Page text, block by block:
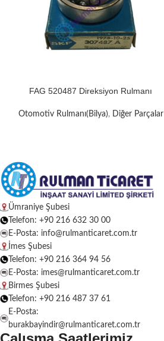
FAG 520487 Direksiyon Rulmanı
Otomotiv Rulmanı(Bilya), Diğer Parçalar
Ümraniye Şubesi
Telefon: +90 216 632 30 00
E-Posta: info@rulmanticaret.com.tr
İmes Şubesi
Telefon: +90 216 364 94 56
E-Posta: imes@rulmanticaret.com.tr
Birmes Şubesi
Telefon: +90 216 487 37 61
E-Posta:
burakbayindir@rulmanticaret.com.tr